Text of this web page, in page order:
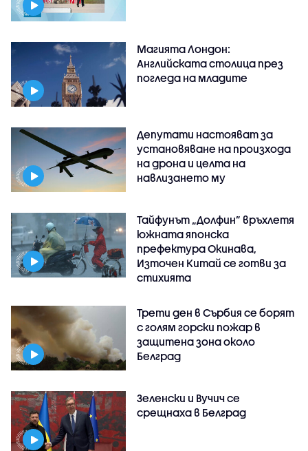
Магията Лондон:
Английската столица през
погледа на младите
Депутати настояват за
установяване на произхода
на дрона и целта на
навлизането му
Тайфунът „Долфин” връхлетя
южната японска
префектура Окинава,
Източен Китай се готви за
стихията
Трети ден в Сърбия се борят
с голям горски пожар в
защитена зона около
Белград
Зеленски и Вучич се
срещнаха в Белград